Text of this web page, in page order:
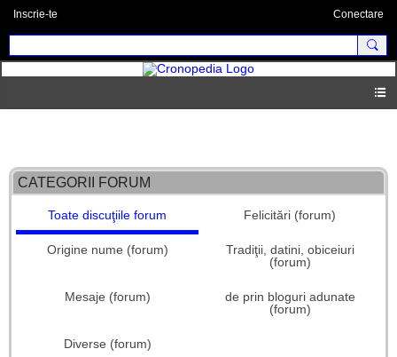
Inscrie-te Conectare
CATEGORII FORUM
Toate discuţiile forum Felicitări (forum)
Origine nume (forum)
Tradiţii, datini, obiceiuri
(forum)
Mesaje (forum)
de prin bloguri adunate
(forum)
Diverse (forum)